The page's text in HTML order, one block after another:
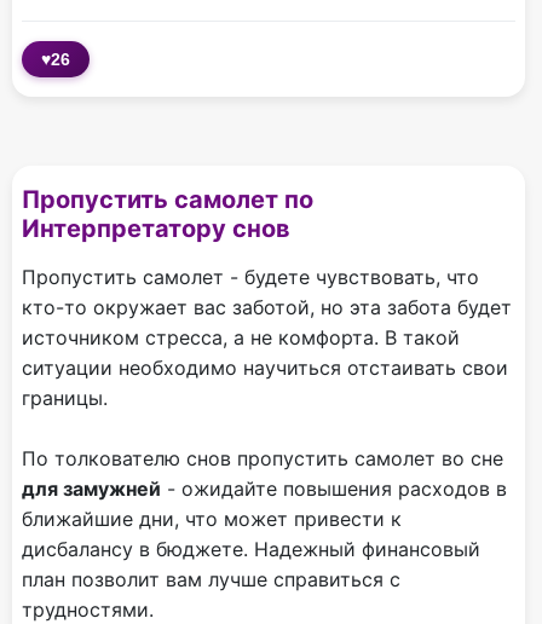
♥26
Пропустить самолет по
Интерпретатору снов
Пропустить самолет - будете чувствовать, что
кто-то окружает вас заботой, но эта забота будет
источником стресса, а не комфорта. В такой
ситуации необходимо научиться отстаивать свои
границы.
По толкователю снов пропустить самолет во сне
для замужней - ожидайте повышения расходов в
ближайшие дни, что может привести к
дисбалансу в бюджете. Надежный финансовый
план позволит вам лучше справиться с
трудностями.